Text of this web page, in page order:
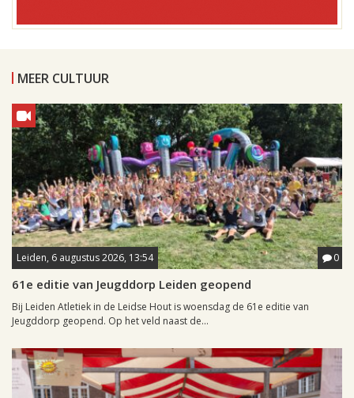
MEER CULTUUR
Leiden, 6 augustus 2026, 13:54 0
61e editie van Jeugddorp Leiden geopend
Bij Leiden Atletiek in de Leidse Hout is woensdag de 61e editie van
Jeugddorp geopend. Op het veld naast de...